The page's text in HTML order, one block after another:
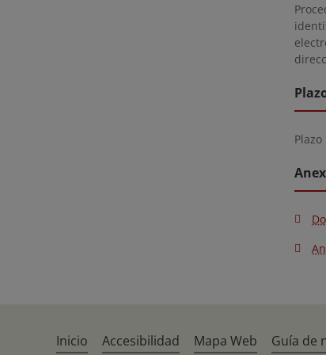
Inicio Accesibilidad Mapa Web Guía de